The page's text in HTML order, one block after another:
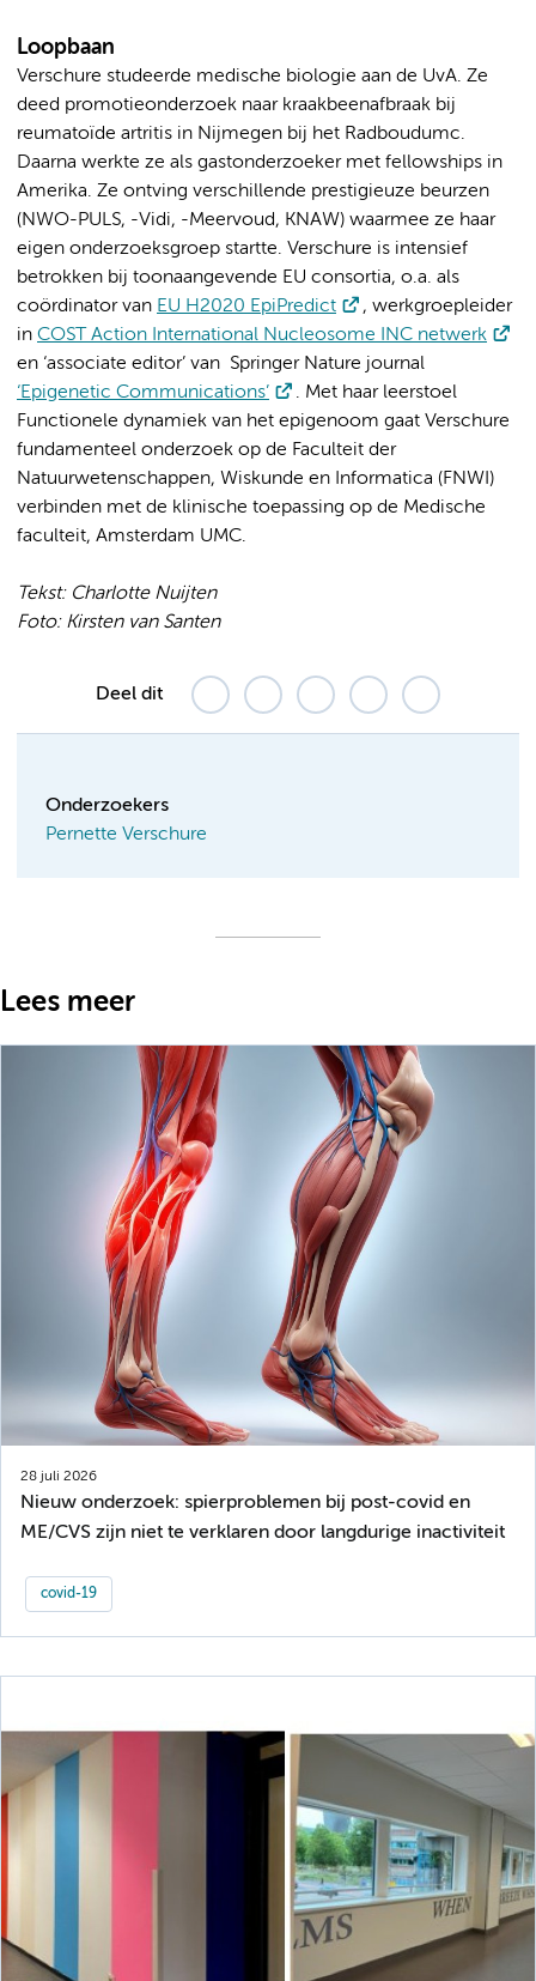
Loopbaan
Verschure studeerde medische biologie aan de UvA. Ze
deed promotieonderzoek naar kraakbeenafbraak bij
reumatoïde artritis in Nijmegen bij het Radboudumc.
Daarna werkte ze als gastonderzoeker met fellowships in
Amerika. Ze ontving verschillende prestigieuze beurzen
(NWO-PULS, -Vidi, -Meervoud, KNAW) waarmee ze haar
eigen onderzoeksgroep startte. Verschure is intensief
betrokken bij toonaangevende EU consortia, o.a. als
coördinator van EU H2020 EpiPredict
, werkgroepleider
in COST Action International Nucleosome INC netwerk
en ‘associate editor’ van Springer Nature journal
‘Epigenetic Communications’
. Met haar leerstoel
Functionele dynamiek van het epigenoom gaat Verschure
fundamenteel onderzoek op de Faculteit der
Natuurwetenschappen, Wiskunde en Informatica (FNWI)
verbinden met de klinische toepassing op de Medische
faculteit, Amsterdam UMC.
Tekst: Charlotte Nuijten
Foto: Kirsten van Santen
Deel dit
Onderzoekers
Pernette Verschure
Lees meer
28 juli 2026
Nieuw onderzoek: spierproblemen bij post-covid en
ME/CVS zijn niet te verklaren door langdurige inactiviteit
covid-19